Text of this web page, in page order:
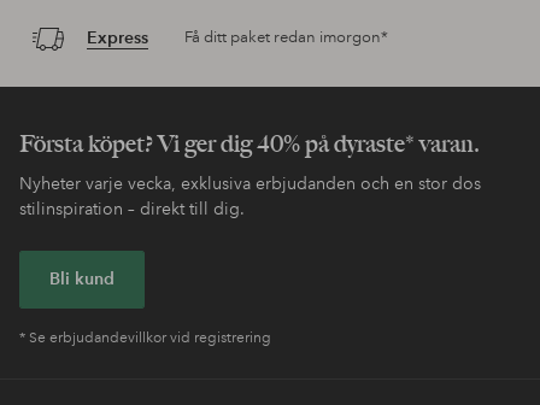
Express Få ditt paket redan imorgon*
Första köpet? Vi ger dig 40% på dyraste* varan.
Nyheter varje vecka, exklusiva erbjudanden och en stor dos
stilinspiration – direkt till dig.
Bli kund
* Se erbjudandevillkor vid registrering